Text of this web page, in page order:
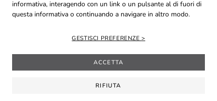
COOKIES
informativa, interagendo con un link o un pulsante al di fuori di
questa informativa o continuando a navigare in altro modo.
GESTISCI PREFERENZE
ACCETTA
RIFIUTA